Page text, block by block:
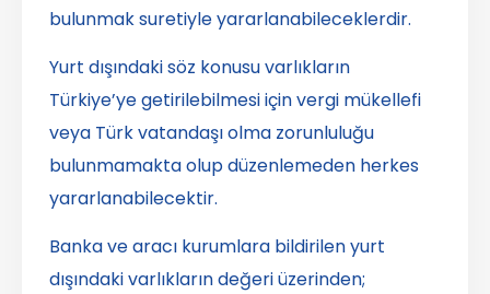
bulunmak suretiyle yararlanabileceklerdir.
Yurt dışındaki söz konusu varlıkların
Türkiye’ye getirilebilmesi için vergi mükellefi
veya Türk vatandaşı olma zorunluluğu
bulunmamakta olup düzenlemeden herkes
yararlanabilecektir.
Banka ve aracı kurumlara bildirilen yurt
dışındaki varlıkların değeri üzerinden;